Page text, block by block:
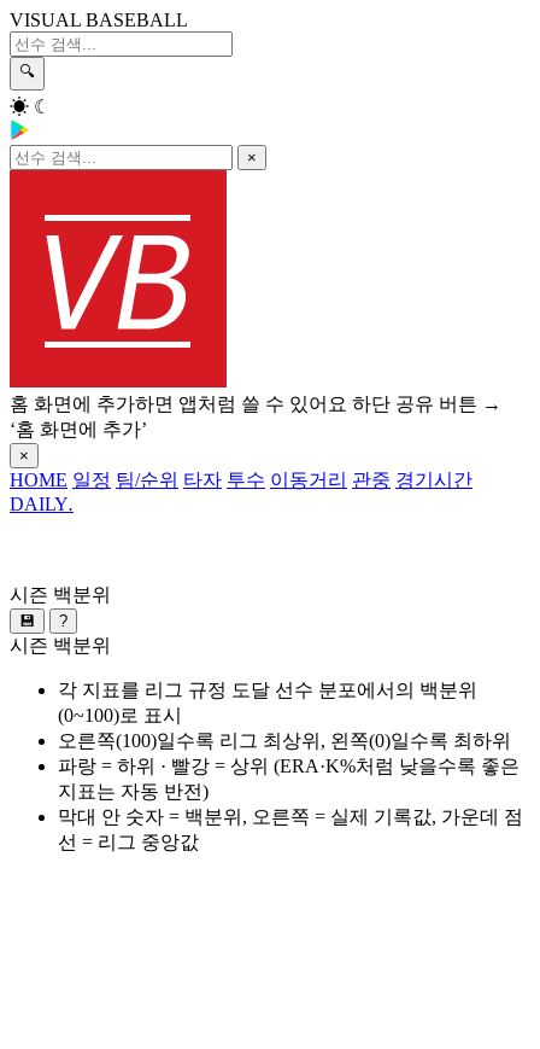
VISUAL BASEBALL
🔍
☀ ☾
×
홈 화면에 추가하면 앱처럼 쓸 수 있어요 하단 공유 버튼 →
‘홈 화면에 추가’
×
HOME 일정 팀/순위 타자 투수 이동거리 관중 경기시간
DAILY.
시즌 백분위
💾 ?
시즌 백분위
각 지표를 리그 규정 도달 선수 분포에서의 백분위
(0~100)로 표시
오른쪽(100)일수록 리그 최상위, 왼쪽(0)일수록 최하위
파랑 = 하위 · 빨강 = 상위 (ERA·K%처럼 낮을수록 좋은
지표는 자동 반전)
막대 안 숫자 = 백분위, 오른쪽 = 실제 기록값, 가운데 점
선 = 리그 중앙값